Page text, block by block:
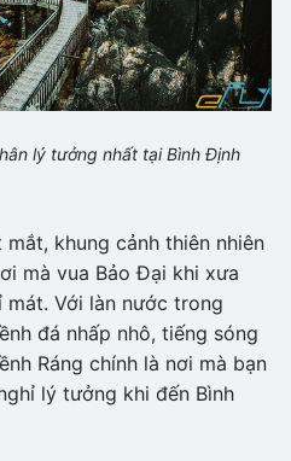
lý tưởng nhất tại Bình Định
khung cảnh thiên nhiên
mà vua Bảo Đại khi xưa
Với làn nước trong
đá nhấp nhô, tiếng sóng
Ráng chính là nơi mà bạn
lý tưởng khi đến Bình